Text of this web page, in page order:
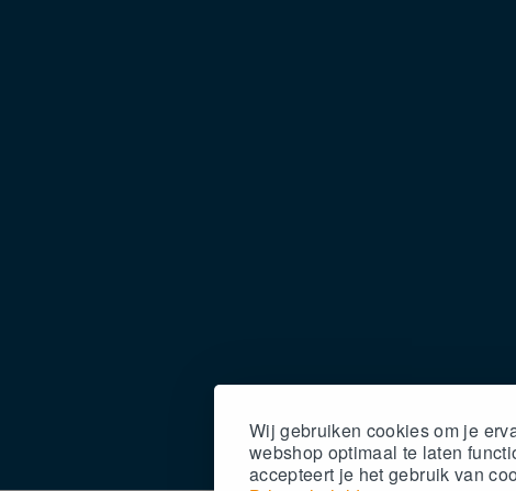
Wij gebruiken cookies om je
webshop optimaal te laten
accepteert je het gebruik van